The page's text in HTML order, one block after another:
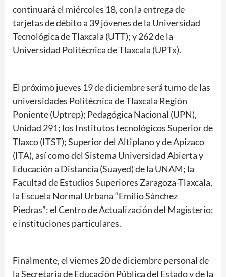
continuará el miércoles 18, con la entrega de
tarjetas de débito a 39 jóvenes de la Universidad
Tecnológica de Tlaxcala (UTT); y 262 de la
Universidad Politécnica de Tlaxcala (UPTx).
El próximo jueves 19 de diciembre será turno de las
universidades Politécnica de Tlaxcala Región
Poniente (Uptrep); Pedagógica Nacional (UPN),
Unidad 291; los Institutos tecnológicos Superior de
Tlaxco (ITST); Superior del Altiplano y de Apizaco
(ITA), así como del Sistema Universidad Abierta y
Educación a Distancia (Suayed) de la UNAM; la
Facultad de Estudios Superiores Zaragoza-Tlaxcala,
la Escuela Normal Urbana “Emilio Sánchez
Piedras”; el Centro de Actualización del Magisterio;
e instituciones particulares.
Finalmente, el viernes 20 de diciembre personal de
la Secretaría de Educación Pública del Estado y de la